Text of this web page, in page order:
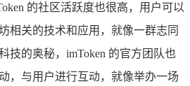
的社区活跃度也很高，用户可以
相关的技术和应用，就像一群志同
技的奥秘，imToken 的官方团队也
，与用户进行互动，就像举办一场